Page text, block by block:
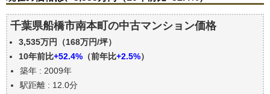
築年数で価格はどうなる？
千葉県船橋市南本町の中古マンションの過去の売買
事例
公示地価はいくら
エリアの将来性を人口予想から検討しよう
千葉県船橋市南本町の中古マンション価格
3,535万円（168万円/坪）
10年前比+52.4% （前年比+2.5%）
築年 : 2009年
駅距離 : 12.0分